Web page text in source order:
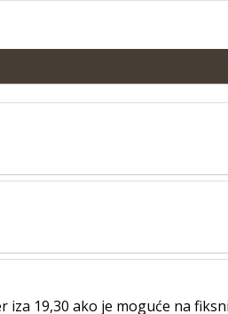
19,30 ako je moguće na